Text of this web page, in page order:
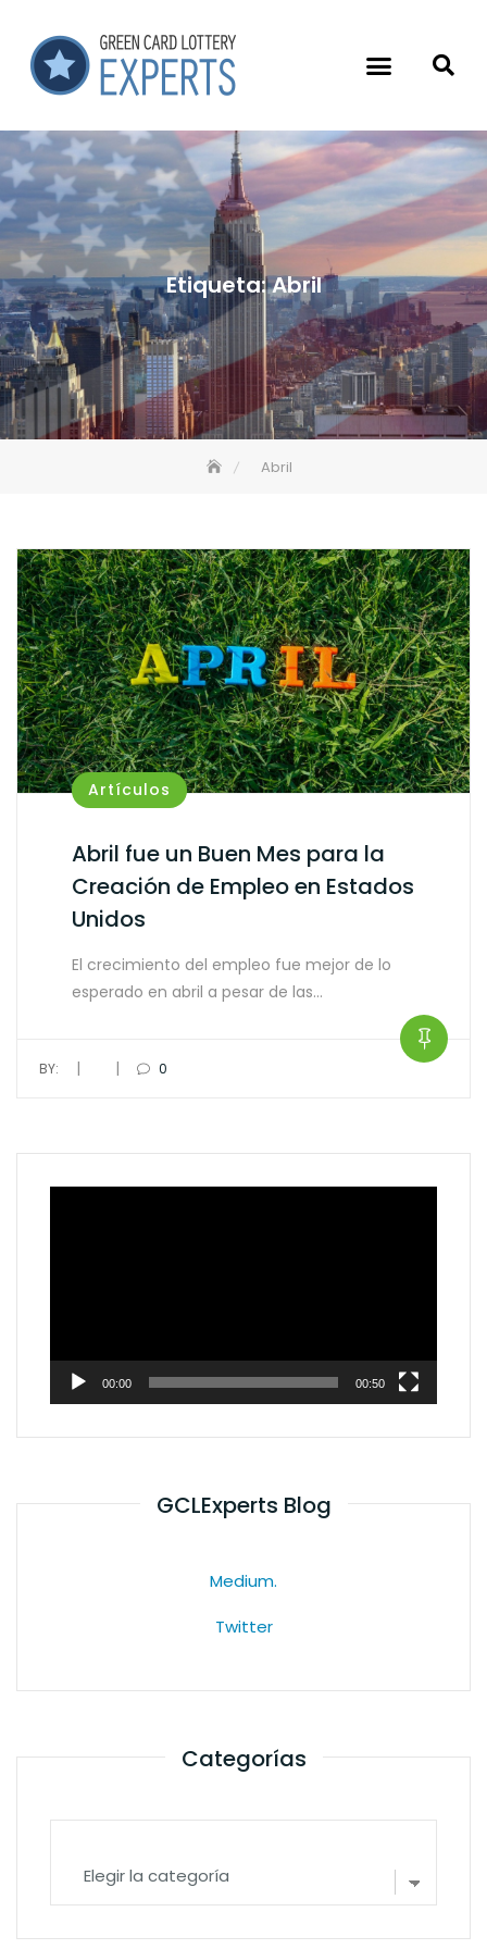
Etiqueta:Abril
Abril
Artículos
Abril fue un Buen Mes para la
Creación de Empleo en Estados
Unidos
El crecimiento del empleo fue mejor de lo
esperado en abril a pesar de las…
BY: | | 0
00:00 00:50
GCLExperts Blog
Medium.
Twitter
Categorías